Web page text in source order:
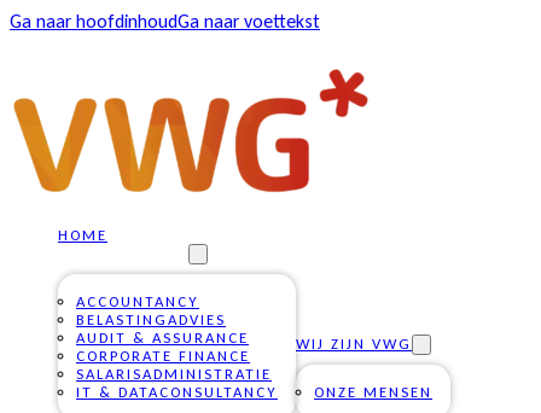
Ga naar hoofdinhoudGa naar voettekst
HOME
ACCOUNTANCY
BELASTINGADVIES
AUDIT & ASSURANCE
CORPORATE FINANCE
SALARISADMINISTRATIE
IT & DATACONSULTANCY
WIJ ZIJN VWG
ONZE MENSEN